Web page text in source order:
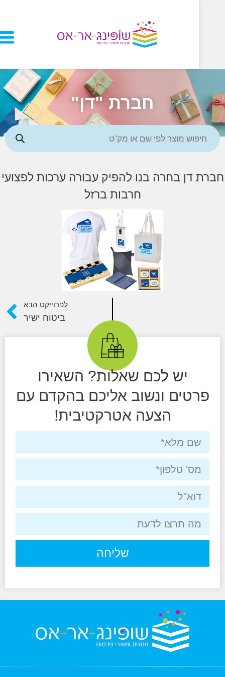
חברת "דן"
בחרה בנו להפיק עבורה ערכות לפצועי
חרבות ברזל
לפרוייקט הבא
ביטוח ישיר
יש לכם שאלות? השאירו
ונשוב אליכם בהקדם עם
הצעה אטרקטיבית!
שליחה